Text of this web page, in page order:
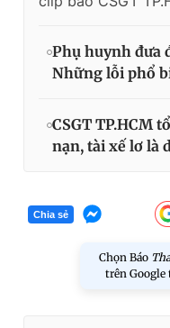
Phụ huynh đưa
Những lỗi phổ
CSGT TP.HCM
nạn, tài xế lơ là
Chia sẻ
Chọn Báo
trên